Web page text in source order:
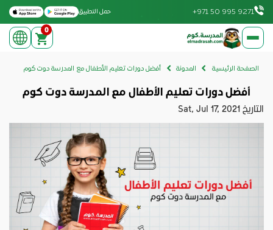
Download on the Apple App Store
Get it on Google Play
حمل التطبيق +971 50 995 9271
elmadrasah.com home
0
الصفحة الرئيسية المدونة أفضل دورات تعليم الأطفال مع المدرسة دوت كوم
أفضل دورات تعليم الأطفال مع المدرسة دوت كوم
التاريخ Sat, Jul 17, 2021